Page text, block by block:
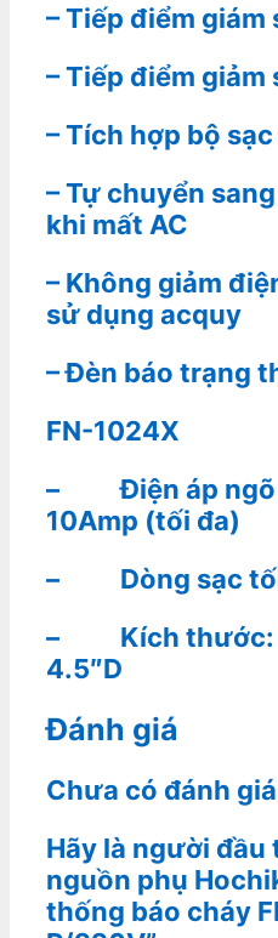
– Tiếp điểm giám
– Tiếp điểm
– Tích hợp bộ
– Tự chuyển
khi mất AC
– Không giảm
sử dụng acquy
– Đèn báo trạng
FN-1024X
– Điện áp ngõ
10Amp (tối đa)
– Dòng sạc tối
– Kích thước:
4.5″D
Đánh giá
Chưa có đánh
Hãy là người đầu
nguồn phụ
thống báo cháy